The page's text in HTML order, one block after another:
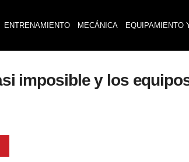
ENTRENAMIENTO MECÁNICA EQUIPAMIENTO
imposible y los